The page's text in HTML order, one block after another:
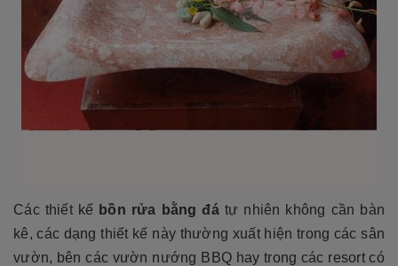
Các thiết kế bồn rửa bằng đátự nhiên không cần bàn
kê, các dạng thiết kế này thường xuất hiện trong các sân
vườn, bên các vườn nướng BBQ hay trong các resort có